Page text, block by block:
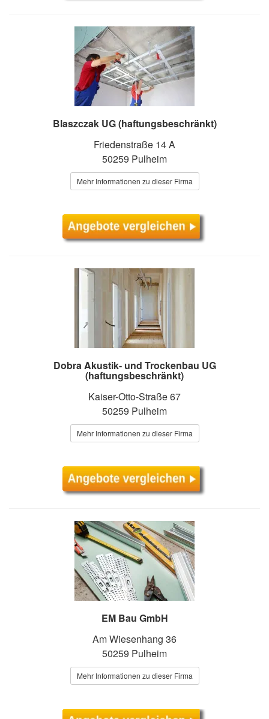
Blaszczak UG (haftungsbeschränkt)
Friedenstraße 14 A
50259 Pulheim
Mehr Informationen zu dieser Firma
Dobra Akustik- und Trockenbau UG
(haftungsbeschränkt)
Kaiser-Otto-Straße 67
50259 Pulheim
Mehr Informationen zu dieser Firma
EM Bau GmbH
Am Wiesenhang 36
50259 Pulheim
Mehr Informationen zu dieser Firma